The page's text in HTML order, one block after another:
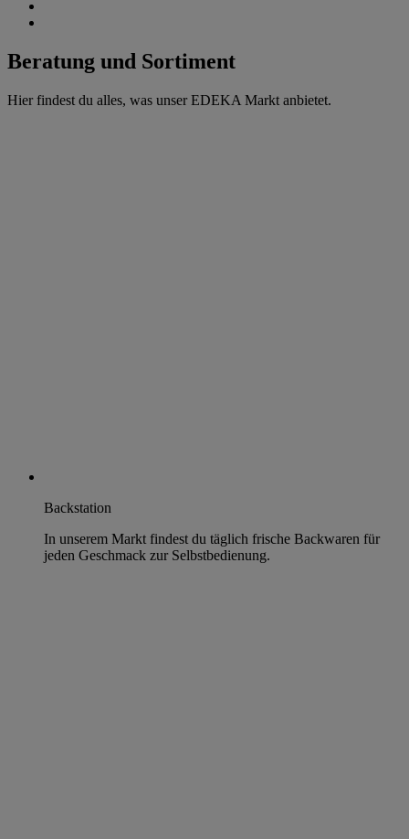
Beratung und Sortiment
Hier findest du alles, was unser EDEKA Markt anbietet.
Backstation
In unserem Markt findest du täglich frische Backwaren für
jeden Geschmack zur Selbstbedienung.